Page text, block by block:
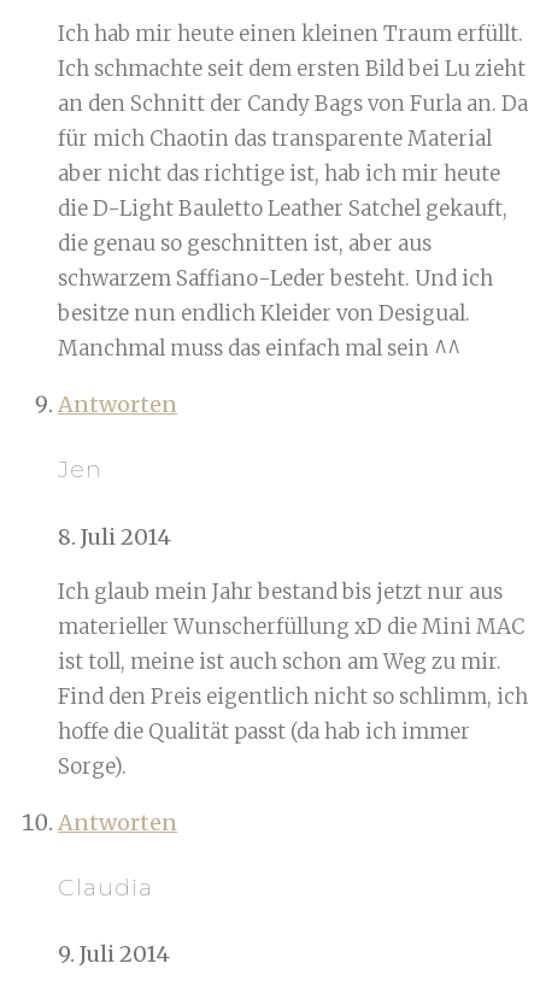
Ich hab mir heute einen kleinen Traum erfüllt.
Ich schmachte seit dem ersten Bild bei Lu zieht
an den Schnitt der Candy Bags von Furla an. Da
für mich Chaotin das transparente Material
aber nicht das richtige ist, hab ich mir heute
die D-Light Bauletto Leather Satchel gekauft,
die genau so geschnitten ist, aber aus
schwarzem Saffiano-Leder besteht. Und ich
besitze nun endlich Kleider von Desigual.
Manchmal muss das einfach mal sein ^^
Antworten
Jen
8. Juli 2014
Ich glaub mein Jahr bestand bis jetzt nur aus
materieller Wunscherfüllung xD die Mini MAC
ist toll, meine ist auch schon am Weg zu mir.
Find den Preis eigentlich nicht so schlimm, ich
hoffe die Qualität passt (da hab ich immer
Sorge).
Antworten
Claudia
9. Juli 2014